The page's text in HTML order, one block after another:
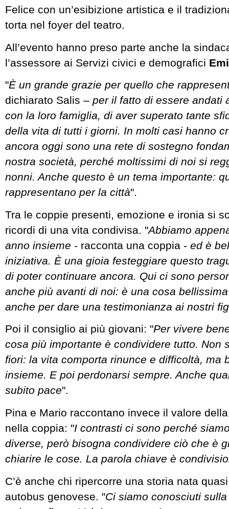
Felice con un’esibizione artistica e il
torta nel foyer del teatro.
All’evento hanno preso parte anche la
l’assessore ai Servizi civici e demografici
"È un grande grazie per quello che
dichiarato Salis – per il fatto di essere andati
con la loro famiglia, di aver superato tante
della vita di tutti i giorni. In molti casi hanno
ancora oggi sono una rete di sostegno
nostra società, perché moltissimi di noi si
nonni. Anche questo è un tema importante:
rappresentano per la città".
Tra le coppie presenti, emozione e ironia si
ricordi di una vita condivisa. "Abbiamo
anno insieme - racconta una coppia - ed è
iniziativa. È una gioia festeggiare questo
di poter continuare ancora. Qui ci sono
anche più avanti di noi: è una cosa
anche per dare una testimonianza ai nostri
Poi il consiglio ai più giovani: "Per vivere
cosa più importante è condividere tutto. Non
fiori: la vita comporta rinunce e difficoltà, ma
insieme. E poi perdonarsi sempre. Anche
subito pace".
Pina e Mario raccontano invece il valore
nella coppia: "I contrasti ci sono perché
diverse, però bisogna condividere ciò che è
chiarire le cose. La parola chiave è
C’è anche chi ripercorre una storia nata
autobus genovese. "Ci siamo conosciuti